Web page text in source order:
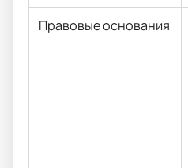
Правовые основания